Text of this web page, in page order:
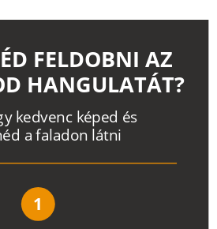
y kedvenc képed és
éd a faladon látni
FELDOBNI AZ
HANGULATÁT?
1